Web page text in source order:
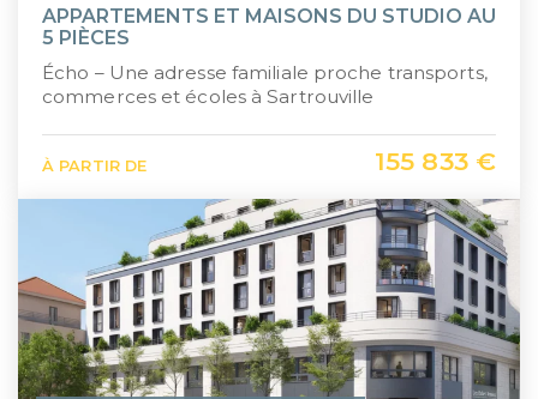
APPARTEMENTS ET MAISONS DU STUDIO AU
5 PIÈCES
Écho – Une adresse familiale proche transports,
commerces et écoles à Sartrouville
À PARTIR DE 155 833 €